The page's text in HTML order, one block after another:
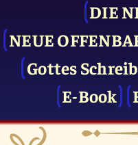
DIE
NEUE
Gottes
E-Book